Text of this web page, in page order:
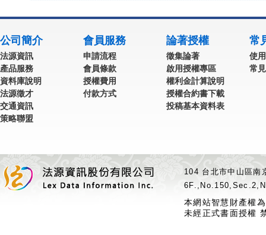
公司簡介
法源資訊
產品服務
資料庫說明
法源徵才
交通資訊
策略聯盟
會員服務
申請流程
會員條款
授權費用
付款方式
論著授權
徵集論著
啟用授權專區
權利金計算說明
授權合約書下載
投稿基本資料表
常
使
常
104 台北市中山區
本網站智慧財產權
未經正式書面授權